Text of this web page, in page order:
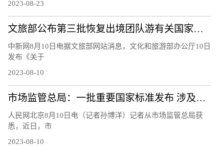
2023-08-23
文旅部公布第三批恢复出境团队游有关国家和地区名单
中新网8月10日电据文旅部网站消息，文化和旅游部办公厅10日
发布《关于
2023-08-10
市场监管总局：一批重要国家标准发布 涉及暑期活动、家居生活等领域
人民网北京8月10日电（记者孙博洋）记者从市场监管总局获
悉，近日，市
2023-08-10